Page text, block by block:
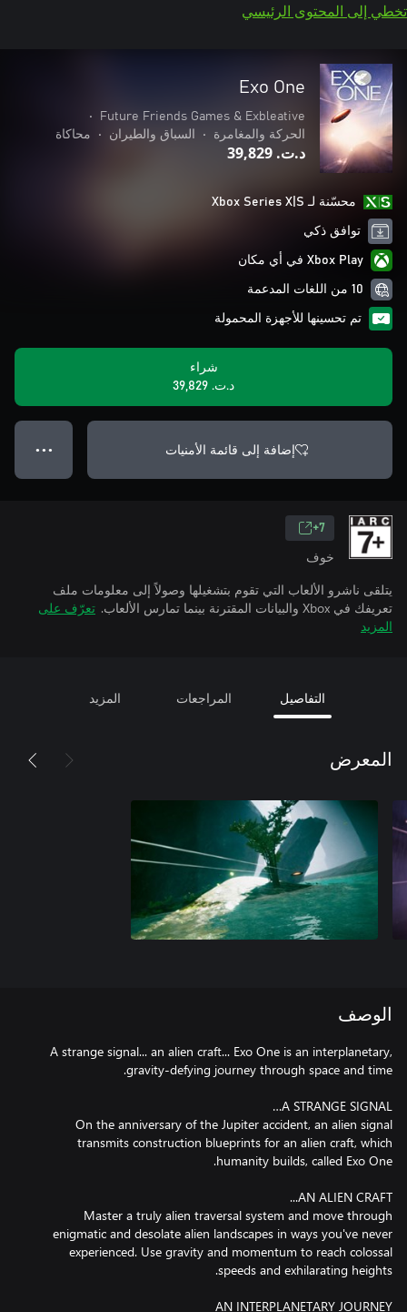
تخطي إلى المحتوى الرئيسي
Exo One
Future Friends Games & Exbleative
•
الحركة والمغامرة
• السباق والطيران • محاكاة
د.ت.‏ 39,829
محسّنة لـ Xbox Series X|S
توافق ذكي
Xbox Play في أي مكان
10 من اللغات المدعمة
تم تحسينها للأجهزة المحمولة
شراء
د.ت.‏ 39,829
إضافة إلى قائمة الأمنيات ● ● ●
7+
خوف
يتلقى ناشرو الألعاب التي تقوم بتشغيلها وصولاً إلى معلومات ملف
تعريفك في Xbox والبيانات المقترنة بينما تمارس الألعاب.
تعرّف على
المزيد
التفاصيل المراجعات المزيد
المعرض
الوصف
A strange signal... an alien craft... Exo One is an interplanetary,
On the anniversary of the Jupiter accident, an alien signal
transmits construction blueprints for an alien craft, which
Master a truly alien traversal system and move through
enigmatic and desolate alien landscapes in ways you've never
experienced. Use gravity and momentum to reach colossal